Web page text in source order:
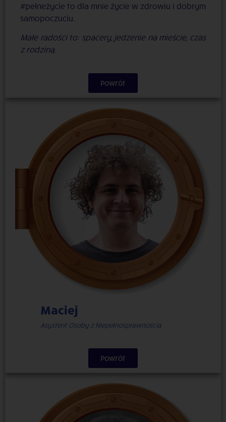
#pełneżycie to dla mnie życie w zdrowiu i dobrym
samopoczuciu.
Małe radości to: spacery, jedzenie na mieście, czas
z rodziną
Powrót
Maciej
Asystent Osoby z Niepełnosprawnością
Powrót